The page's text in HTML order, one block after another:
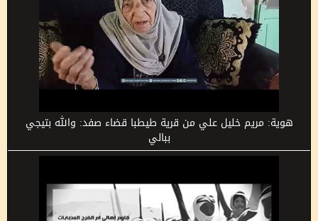
هوية: مريم خليل علي من قرية طيطبا قضاء صفد: والله بتيجي
ببالي